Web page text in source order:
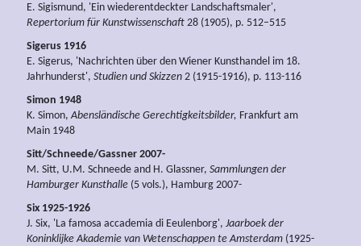
E. Sigismund, 'Ein wiederentdeckter Landschaftsmaler',
Repertorium für Kunstwissenschaft 28 (1905), p. 512–515
Sigerus 1916
E. Sigerus, 'Nachrichten über den Wiener Kunsthandel im 18.
Jahrhunderst', Studien und Skizzen 2 (1915-1916), p. 113-116
Simon 1948
K. Simon,Abensländische Gerechtigkeitsbilder, Frankfurt am
Main 1948
Sitt/Schneede/Gassner 2007-
M. Sitt, U.M. Schneede and H. Glassner, Sammlungen der
Hamburger Kunsthalle (5 vols.), Hamburg 2007-
Six 1925-1926
J. Six, 'La famosa accademia di Eeulenborg', Jaarboek der
Koninklijke Akademie van Wetenschappen te Amsterdam (1925-